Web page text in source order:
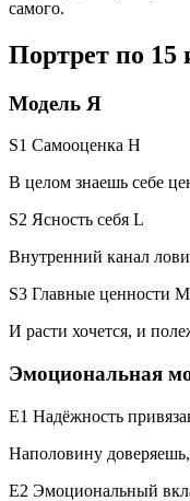
самого.
Портрет по 15
Модель Я
S1 Самооценка H
В целом знаешь себе
S2 Ясность себя L
Внутренний канал
S3 Главные ценности M
И расти хочется, и
Эмоциональная
E1 Надёжность
Наполовину
E2 Эмоциональный